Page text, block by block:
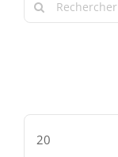
for:
Prix
Prix